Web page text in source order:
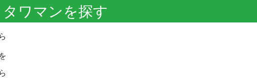
ワマンを探す